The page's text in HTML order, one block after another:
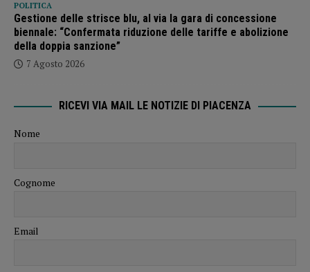
POLITICA
Gestione delle strisce blu, al via la gara di concessione
biennale: “Confermata riduzione delle tariffe e abolizione
della doppia sanzione”
7 Agosto 2026
RICEVI VIA MAIL LE NOTIZIE DI PIACENZA
Nome
Cognome
Email